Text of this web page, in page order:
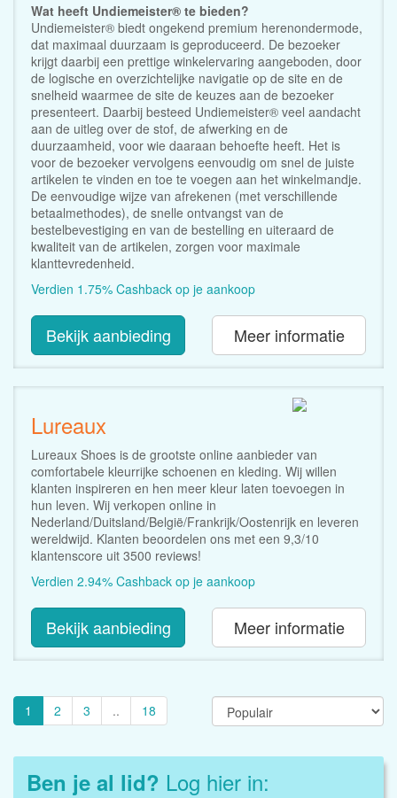
Wat heeft Undiemeister® te bieden?
Undiemeister® biedt ongekend premium herenondermode,
dat maximaal duurzaam is geproduceerd. De bezoeker
krijgt daarbij een prettige winkelervaring aangeboden, door
de logische en overzichtelijke navigatie op de site en de
snelheid waarmee de site de keuzes aan de bezoeker
presenteert. Daarbij besteed Undiemeister® veel aandacht
aan de uitleg over de stof, de afwerking en de
duurzaamheid, voor wie daaraan behoefte heeft. Het is
voor de bezoeker vervolgens eenvoudig om snel de juiste
artikelen te vinden en toe te voegen aan het winkelmandje.
De eenvoudige wijze van afrekenen (met verschillende
betaalmethodes), de snelle ontvangst van de
bestelbevestiging en van de bestelling en uiteraard de
kwaliteit van de artikelen, zorgen voor maximale
klanttevredenheid.
Verdien 1.75% Cashback op je aankoop
Bekijk aanbieding Meer informatie
Lureaux
Lureaux Shoes is de grootste online aanbieder van
comfortabele kleurrijke schoenen en kleding. Wij willen
klanten inspireren en hen meer kleur laten toevoegen in
hun leven. Wij verkopen online in
Nederland/Duitsland/België/Frankrijk/Oostenrijk en leveren
wereldwijd. Klanten beoordelen ons met een 9,3/10
klantenscore uit 3500 reviews!
Verdien 2.94% Cashback op je aankoop
Bekijk aanbieding Meer informatie
1 2 3 .. 18
Ben je al lid? Log hier in: